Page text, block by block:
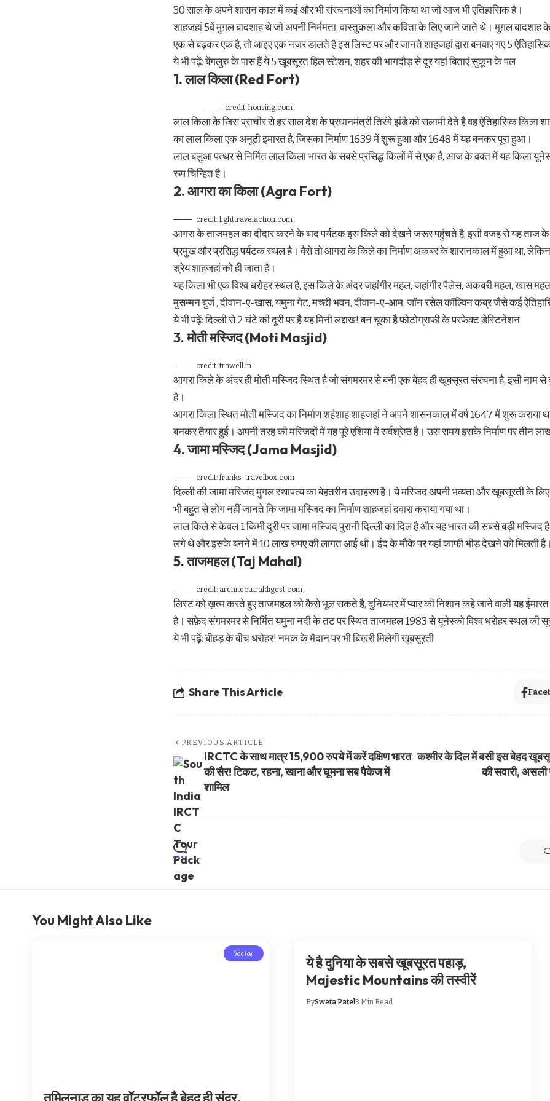
30 साल के अपने शासन काल में कई और भी संरचनाओं का निर्माण किया था जो आज भी एतिहासिक है।
शाहजहां 5वें मुग़ल बादशाह थे जो अपनी निर्ममता, वास्तुकला और कविता के लिए जाने जाते थे। मुग़ल बादशाह
एक से बढ़कर एक है, तो आइए एक नजर डालते है इस लिस्ट पर और जानते शाहजहां द्वारा बनवाए गए 5
ये भी पढ़ें:बेंगलुरु के पास हैं ये 5 खूबसूरत हिल स्टेशन, शहर की भागदौड़ से दूर यहां बिताएं सुकून के पल
1. ​लाल किला (Red Fort)
credit: housing.com
लाल किला के जिस प्राचीर से हर साल देश के प्रधानमंत्री तिरंगे झंडे को सलामी देते हैवह ऐतिहासिककिला
का लाल किला एक अनूठी इमारत है, जिसका निर्माण 1639 में शुरू हुआ और 1648 में यह बनकर पूरा हुआ।
लाल बलुआ पत्थर से निर्मित लाल किला भारत के सबसे प्रसिद्ध किलों में से एक है, आज के वक्त में यह किला
रूप चिन्हित है।
2. आगरा का किला (Agra Fort)​
credit: lighttravelaction.com
आगरा के ताजमहल का दीदार करने के बाद पर्यटक इस किले को देखने जरूर पहुंचते है, इसी वजह से यह ताज के
प्रमुख और प्रसिद्ध पर्यटक स्थल है। वैसे तो आगरा के किले का निर्माण अकबर के शासनकाल में हुआ था,
श्रेय शाहजहां को ही जाता है।
यह किला भी एक विश्व धरोहर स्थल है, इस किले के अंदर जहांगीर महल, जहांगीर पैलेस, अकबरी महल, खास
मुसम्मन बुर्ज , दीवान-ए-खास, यमुना गेट, मच्छी भवन, दीवान-ए-आम, जॉन रसेल कॉल्विन कब्र जैसे कई
ये भी पढ़ें:दिल्ली से 2 घंटे की दूरी पर है यह मिनी लद्दाख! बन चूका है फोटोग्राफी के परफेक्ट डेस्टिनेशन
3. ​मोतीमस्जिद (Moti Masjid)​
credit: trawell.in
आगरा किले के अंदर ही मोती मस्जिद स्थित है जो संगमरमर से बनी एक बेहद ही खूबसूरत संरचना है, इसी नाम
है।
आगरा किला स्थित मोती मस्जिद का निर्माण शहंशाह शाहजहां ने अपने शासनकाल में वर्ष 1647 में शुरू कराया
बनकर तैयार हुई। अपनी तरह की मस्जिदों में यह पूरे एशिया में सर्वश्रेष्ठ है। उस समय इसके निर्माण पर तीन
4. जामा मस्जिद (Jama Masjid)​
credit: franks-travelbox.com
दिल्ली की जामा मस्जिद मुगल स्थापत्य का बेहतरीन उदाहरण है। ये मस्जिद अपनी भव्यता और खूबसूरती के
भी बहुत से लोग नहीं जानते कि जामा मस्जिद का निर्माण शाहजहां द़वारा कराया गया था।
लाल किले से केवल 1 किमी दूरी पर जामा मस्जिद पुरानी दिल्ली का दिल है और यह भारत की सबसे बड़ी
लगे थे और इसके बनने में 10 लाख रुपए की लागत आई थी। ईद के मौके पर यहां काफी भीड़ देखने को मिलती है।
​5. ताजमहल (Taj Mahal)​
credit: architecturaldigest.com
लिस्ट को ख़त्म करते हुए ताजमहल को कैसे भूल सकते है, दुनियभर में प्यार की निशान कहे जाने वाली यह
है। सफ़ेद संगमरमर से निर्मित यमुना नदी के तट पर स्थित ताजमहल 1983 से यूनेस्‍को विश्‍व धरोहर स्‍थल की
ये भी पढ़ें:बीहड़ के बीच धरोहर! नमक के मैदान पर भी बिखरी मिलेगी खूबसूरती
Share This Article
PREVIOUS ARTICLE
IRCTC के साथ मात्र 15,900 रुपये में करें दक्षिण भारत
की सैर! टिकट, रहना, खाना और घूमना सब पैकेज में
शामिल
कश्मीर के दिल में बसी इस बेहद
की सवारी,
You Might Also Like
Social
ये है दुनिया के सबसे खूबसूरत पहाड़,
Majestic Mountains की तस्वीरें
BySweta Patel3 Min Read